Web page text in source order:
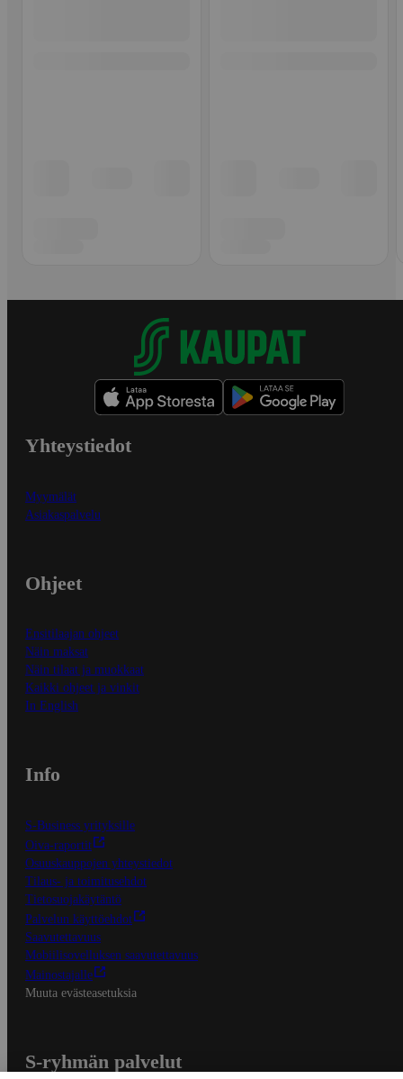
Yhteystiedot
Myymälät
Asiakaspalvelu
Ohjeet
Ensitilaajan ohjeet
Näin maksat
Näin tilaat ja muokkaat
Kaikki ohjeet ja vinkit
In English
Info
S-Business yrityksille
Oiva-raportit
Osuuskauppojen yhteystiedot
Tilaus- ja toimitusehdot
Tietosuojakäytäntö
Palvelun käyttöehdot
Saavutettavuus
Mobiilisovelluksen saavutettavuus
Mainostajalle
Muuta evästeasetuksia
S-ryhmän palvelut